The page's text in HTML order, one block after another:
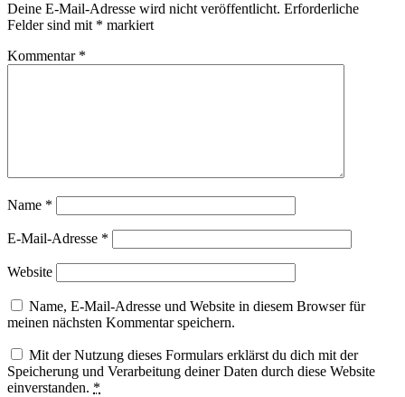
Deine E-Mail-Adresse wird nicht veröffentlicht. Erforderliche
Felder sind mit * markiert
Kommentar *
Name *
E-Mail-Adresse *
Website
Name, E-Mail-Adresse und Website in diesem Browser für
meinen nächsten Kommentar speichern.
Mit der Nutzung dieses Formulars erklärst du dich mit der
Speicherung und Verarbeitung deiner Daten durch diese Website
einverstanden. *